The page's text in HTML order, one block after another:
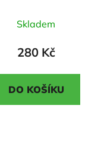
hodnocení
produktu
3,0
z
Skladem
280 Kč
DO KOŠÍKU